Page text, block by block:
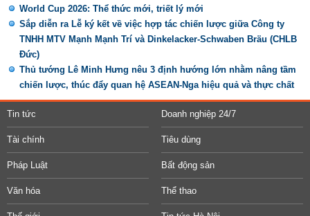
World Cup 2026: Thể thức mới, triết lý mới
Sắp diễn ra Lễ ký kết về việc hợp tác chiến lược giữa Công ty
TNHH MTV Mạnh Mạnh Trí và Dinkelacker-Schwaben Bräu (CHLB
Đức)
Thủ tướng Lê Minh Hưng nêu 3 định hướng lớn nhằm nâng tầm
chiến lược, thúc đẩy quan hệ ASEAN-Nga hiệu quả và thực chất
Tin tức Doanh nghiệp 24/7
Tài chính Tiêu dùng
Pháp Luật Bất động sản
Văn hóa Thể thao